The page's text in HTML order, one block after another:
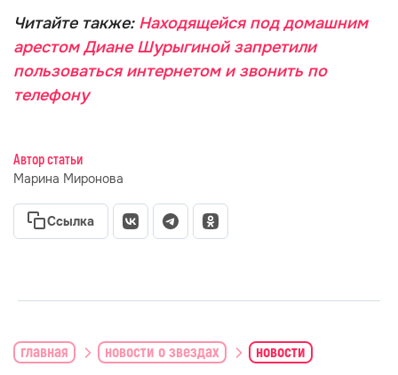
Читайте также: Находящейся под домашним
арестом Диане Шурыгиной запретили
пользоваться интернетом и звонить по
телефону
Автор статьи
Марина Миронова
Ссылка
главная новости о звездах новости